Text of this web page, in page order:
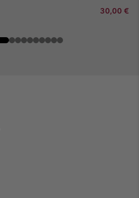
Minimum
30,00 €